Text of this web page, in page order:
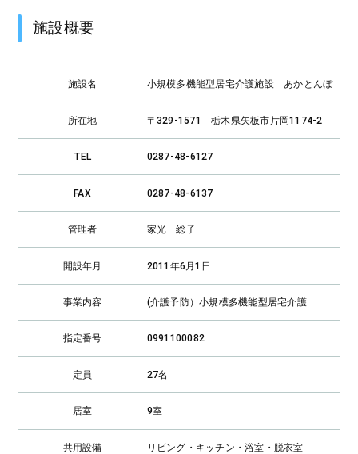
施設概要
施設名 小規模多機能型居宅介護施設 あかとんぼ
所在地 〒329-1571 栃木県矢板市片岡1174-2
TEL 0287-48-6127
FAX 0287-48-6137
管理者 家光 総子
開設年月 2011年6月1日
事業内容 (介護予防）小規模多機能型居宅介護
指定番号 0991100082
定員 27名
居室 9室
共用設備 リビング・キッチン・浴室・脱衣室